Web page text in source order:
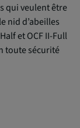
qui veulent être
nid d’abeilles
et OCF II-Full
toute sécurité